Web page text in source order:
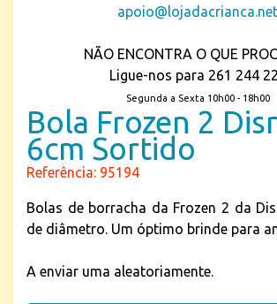
apoio@lojadacrianca.net
NÃO ENCONTRA O QUE
Ligue-nos para 261 244
Segunda a Sexta 10h00 - 18h00
Bola Frozen 2
6cm Sortido
Referência: 95194
Bolas de borracha da Frozen 2 da
de diâmetro. Um óptimo brinde para
A enviar uma aleatoriamente.